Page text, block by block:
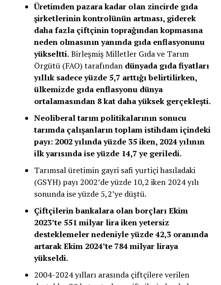
Üretimden pazara kadar olan zincirde gıda
şirketlerinin kontrolünün artması, giderek
daha fazla çiftçinin toprağından kopmasına
neden olmasının yanında gıda enflasyonunu
yükseltti.Birleşmiş Milletler Gıda ve Tarım
Örgütü (FAO) tarafından dünyada gıda fiyatları
yıllık sadece yüzde 5,7 arttığı belirtilirken,
ülkemizde gıda enflasyonu dünya
ortalamasından 8 kat daha yüksek gerçekleşti.
Neoliberal tarım politikalarının sonucu
tarımda çalışanların toplam istihdam içindeki
payı: 2002 yılında yüzde 35 iken, 2024 yılının
ilk yarısında ise yüzde 14,7 ye geriledi.
Tarımsal üretimin gayri safi yurtiçi hasıladaki
(GSYH) payı 2002’de yüzde 10,2 iken 2024 yılı
sonunda ise yüzde 5,2’ye düştü.
Çiftçilerin bankalara olan borçları Ekim
2023’te 551 milyar lira iken yetersiz
desteklemeler nedeniyle yüzde 42,3 oranında
artarak Ekim 2024’te 784 milyar liraya
yükseldi.
2004-2024 yılları arasında çiftçilere verilen